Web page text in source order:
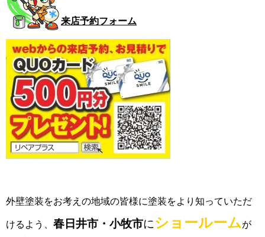
来店予約フォーム
外壁塗装をお考えの地域の皆様に塗装をより知っていただ
けるよう、 春日井市 ・小牧市にショールームが